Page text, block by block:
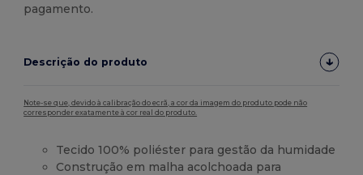
pagamento.
Descrição do produto
Note-se que, devido à calibração do ecrã, a cor da imagem do produto pode não
corresponder exatamente à cor real do produto.
Tecido 100% poliéster para gestão da humidade
Construção em malha acolchoada para